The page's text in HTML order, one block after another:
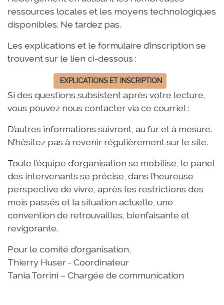
ressources locales et les moyens technologiques
disponibles. Ne tardez pas.
Les explications et le formulaire d’inscription se
trouvent sur le lien ci-dessous :
EXPLICATIONS ET INSCRIPTION
Si des questions subsistent après votre lecture,
vous pouvez nous contacter via ce courriel :
D’autres informations suivront, au fur et à mesure.
N’hésitez pas à revenir régulièrement sur le site.
Toute l’équipe d’organisation se mobilise, le panel
des intervenants se précise, dans l’heureuse
perspective de vivre, après les restrictions des
mois passés et la situation actuelle, une
convention de retrouvailles, bienfaisante et
revigorante.
Pour le comité d’organisation,
Thierry Huser - Coordinateur
Tania Torrini – Chargée de communication